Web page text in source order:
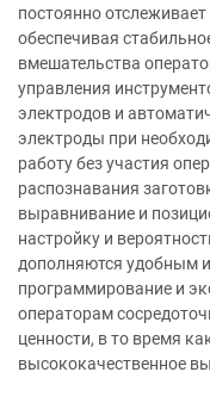
постоянно
обеспечивая
вмешательства
управления
электродов и
электроды при
работу без участия
распознавания
выравнивание и
настройку и
дополняются удобным
программирование и
операторам
ценности, в то время
высококачественное